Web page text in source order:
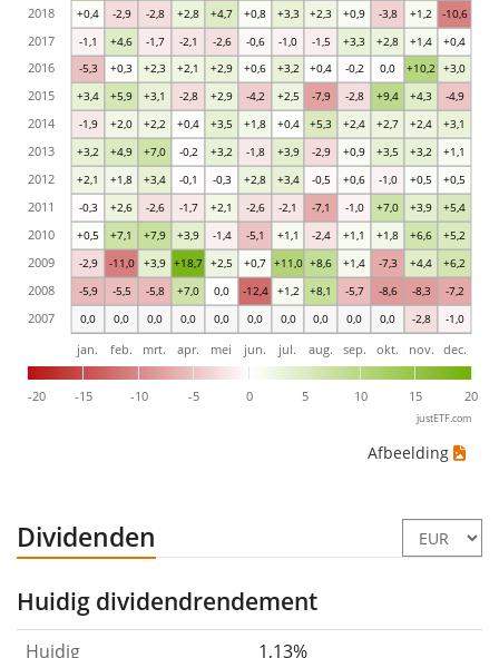
0,0 0,0 0,0 0,0 0,0 0,0 0,0 0,0 0,0 0,0 -2,8 -1,0
-5,9 -5,5 -5,8 +7,0 0,0 -12,4 +1,2 +8,1 -5,7 -8,6 -8,3 -7,2
-2,9 -11,0 +3,9 +18,7 +2,5 +0,7 +11,0 +8,6 +1,4 -7,3 +4,4 +6,2
+0,5 +7,1 +7,9 +3,9 -1,4 -5,1 +1,1 -2,4 +1,1 +1,8 +6,6 +5,2
-0,3 +2,6 -2,6 -1,7 +2,1 -2,6 -2,1 -7,1 -1,0 +7,0 +3,9 +5,4
+2,1 +1,8 +3,4 -0,1 -0,3 +2,8 +3,4 -0,5 +0,6 -1,0 +0,5 +0,5
+3,2 +4,9 +7,0 -0,2 +3,2 -1,8 +3,9 -2,9 +0,9 +3,5 +3,2 +1,1
-1,9 +2,0 +2,2 +0,4 +3,5 +1,8 +0,4 +5,3 +2,4 +2,7 +2,4 +3,1
+3,4 +5,9 +3,1 -2,8 +2,9 -4,2 +2,5 -7,9 -2,8 +9,4 +4,3 -4,9
-5,3 +0,3 +2,3 +2,1 +2,9 +0,6 +3,2 +0,4 -0,2 0,0 +10,2 +3,0
-1,1 +4,6 -1,7 -2,1 -2,6 -0,6 -1,0 -1,5 +3,3 +2,8 +1,4 +0,4
+0,4 -2,9 -2,8 +2,8 +4,7 +0,8 +3,3 +2,3 +0,9 -3,8 +1,2 -10,6
-20 -15 -10 -5 0 5 10 15 20
jan. feb. mrt. apr. mei jun. jul. aug. sep. okt. nov. dec.
2007
2008
2009
2010
2011
2012
2013
2014
2015
2016
2017
2018
justETF.com
Afbeelding
Dividenden
Huidig dividendrendement
Huidig
1,13%